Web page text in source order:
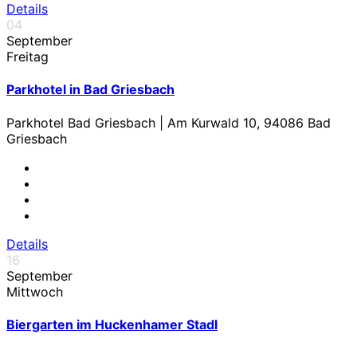
Details
04
September
Freitag
Parkhotel in Bad Griesbach
Parkhotel Bad Griesbach | Am Kurwald 10, 94086 Bad
Griesbach
Details
16
September
Mittwoch
Biergarten im Huckenhamer Stadl